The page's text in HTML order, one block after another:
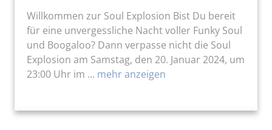
Willkommen zur Soul Explosion Bist Du bereit
für eine unvergessliche Nacht voller Funky Soul
und Boogaloo? Dann verpasse nicht die Soul
Explosion am Samstag, den 20. Januar 2024, um
23:00 Uhr im ... mehr anzeigen